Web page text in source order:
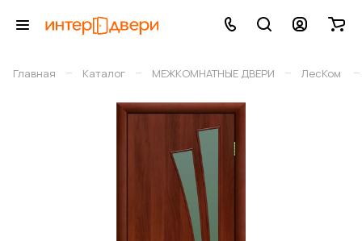
Главная – Каталог – МЕЖКОМНАТНЫЕ ДВЕРИ – ЛесКом –